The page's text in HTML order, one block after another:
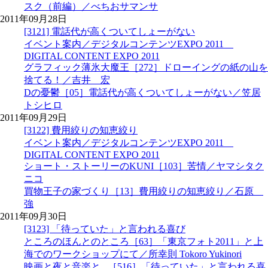
スク（前編）／べちおサマンサ
2011年09月28日
[3121] 電話代が高くついてしょーがない
イベント案内／デジタルコンテンツEXPO 2011
DIGITAL CONTENT EXPO 2011
グラフィック薄氷大魔王［272］ドローイングの紙の山を
捨てる！／吉井 宏
Dの憂鬱［05］電話代が高くついてしょーがない／笠居
トシヒロ
2011年09月29日
[3122] 費用絞りの知恵絞り
イベント案内／デジタルコンテンツEXPO 2011
DIGITAL CONTENT EXPO 2011
ショート・ストーリーのKUNI［103］苦情／ヤマシタク
ニコ
買物王子の家づくり［13］費用絞りの知恵絞り／石原
強
2011年09月30日
[3123] 「待っていた」と言われる喜び
ところのほんとのところ［63］「東京フォト2011」と上
海でのワークショップにて／所幸則 Tokoro Yukinori